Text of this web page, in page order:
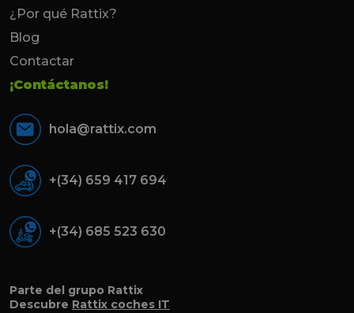
¿Por qué Rattix?
Blog
Contactar
¡Contáctanos!
hola@rattix.com
+(34) 659 417 694
+(34) 685 523 630
Parte del grupo Rattix
Descubre Rattix coches IT